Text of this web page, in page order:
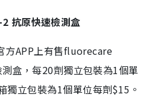
抗原快速檢測盒
方APP上有售fluorecare
盒，每20劑獨立包裝為1個單
立包裝為1個單位每劑$15。